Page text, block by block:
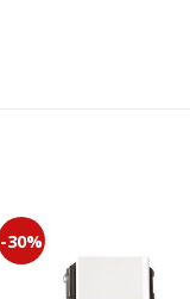
-30%